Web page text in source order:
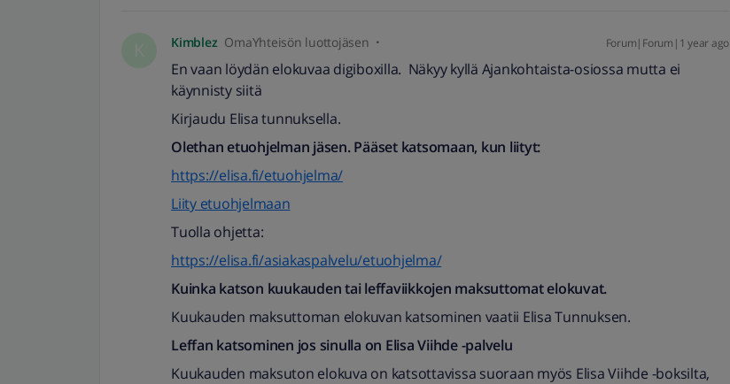
Kimblez OmaYhteisön luottojäsen Forum|Forum|1 year ago
En vaan löydän elokuvaa digiboxilla. Näkyy kyllä Ajankohtaista-osiossa mutta ei
käynnisty siitä
Kirjaudu Elisa tunnuksella.
Olethan etuohjelman jäsen. Pääset katsomaan, kun liityt:
https://elisa.fi/etuohjelma/
Liity etuohjelmaan
Tuolla ohjetta:
https://elisa.fi/asiakaspalvelu/etuohjelma/
Kuinka katson kuukauden tai leffaviikkojen maksuttomat elokuvat.
Kuukauden maksuttoman elokuvan katsominen vaatii Elisa Tunnuksen.
Leffan katsominen jos sinulla on Elisa Viihde -palvelu
Kuukauden maksuton elokuva on katsottavissa suoraan myös Elisa Viihde -boksilta,